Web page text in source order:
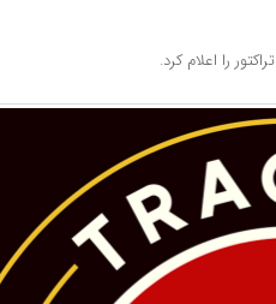
را اعلام کرد.